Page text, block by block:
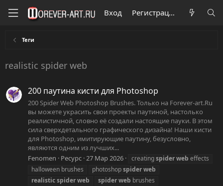
Вход Регистрация
Теги
realistic spider web
200 паутина кисти для Photoshop
200 Spider Web Photoshop Brushes. Только на Forever-art.Ru
вы можете украсить свои проекты паутиной, настолько
реалистичной, словно её создали настоящие пауки. В этом
сила сверхдетального графического дизайна! Наши кисти
для Photoshop, имитирующие паутину, безусловно,
являются одним из лучших...
Fenomen
Ресурс 27 Мар 2026 creatingspiderweb effects
halloween brushes
photoshopspiderweb
realisticspiderweb spiderweb brushes